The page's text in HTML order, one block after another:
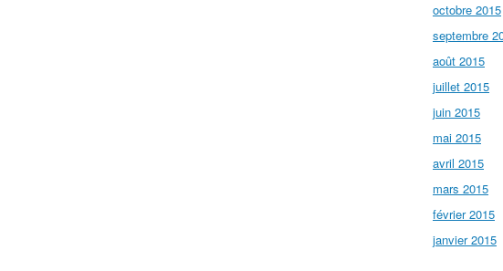
octobre 2015
septembre
août 2015
juillet 2015
juin 2015
mai 2015
avril 2015
mars 2015
février 2015
janvier 2015